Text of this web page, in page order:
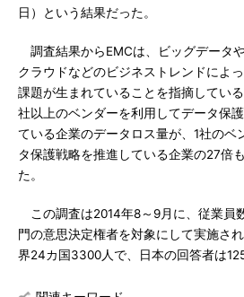
日）という結果だった。
調査結果からEMCは、ビッグデータ
クラウドなどのビジネストレンドによ
課題が生まれていることを指摘してい
社以上のベンダーを利用してデータ保
ている企業のデータロス量が、1社のベ
タ保護戦略を推進している企業の27倍
た。
この調査は2014年8～9月に、従業員
門の意思決定権者を対象にして実施さ
界24カ国3300人で、日本の回答者は125